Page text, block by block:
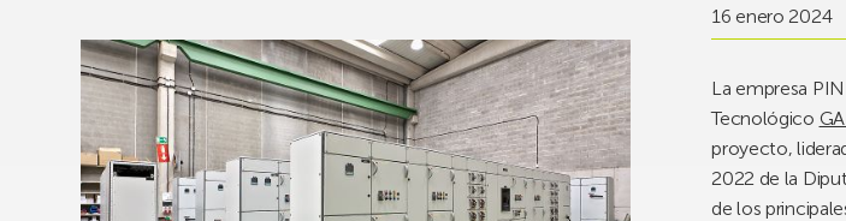
16 enero 2024
La empresa
Tecnológico
proyecto,
2022 de la
de los